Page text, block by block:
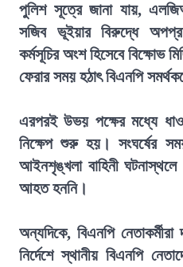
পুলিশ সূত্রে জানা যায়,
সজিব ভূইয়ার বিরুদ্ধে
কর্মসূচির অংশ হিসেবে বিক্ষোভ
ফেরার সময় হঠাৎ বিএনপি
এরপরই উভয় পক্ষের মধ্যে
নিক্ষেপ শুরু হয়। সংঘর্ষের
আইনশৃঙ্খলা বাহিনী
আহত হননি।
অন্যদিকে, বিএনপি
নির্দেশে স্থানীয় বিএনপি